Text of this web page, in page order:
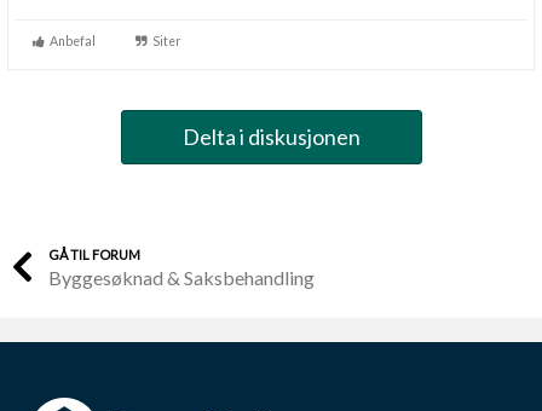
Anbefal Siter
Delta i diskusjonen
GÅ TIL FORUM
Byggesøknad & Saksbehandling